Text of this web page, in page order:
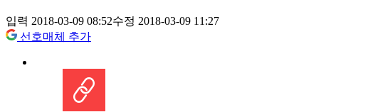
입력 2018-03-09 08:52수정 2018-03-09 11:27
선호매체 추가